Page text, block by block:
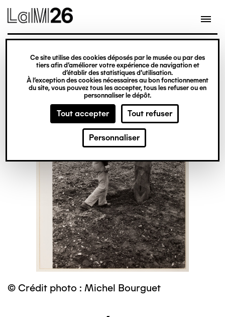
Gestion des cookies
Ce site utilise des cookies déposés par le musée ou par des
tiers afin d’améliorer votre expérience de navigation et
d’établir des statistiques d’utilisation.
À l’exception des cookies nécessaires au bon fonctionnement
du site, vous pouvez tous les accepter, tous les refuser ou en
personnaliser le dépôt.
Tout accepter Tout refuser
Personnaliser
contenu
© Crédit photo : Michel Bourguet